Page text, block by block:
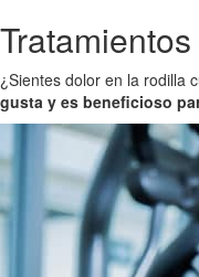
¿Sientes dolor en la rodilla
gusta y es beneficioso